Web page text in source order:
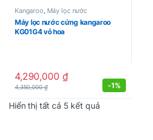
Kangaroo, Máy lọc nước
Máy lọc nước cứng kangaroo
KG01G4 vỏ hoa
4,290,000 ₫
4,350,000₫ -1%
Hiển thị tất cả 5 kết quảĐược sắp xếp